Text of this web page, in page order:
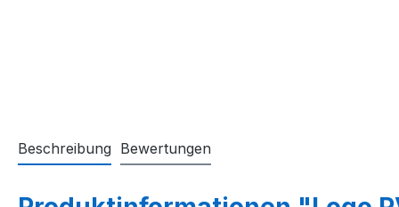
Beschreibung Bewertungen